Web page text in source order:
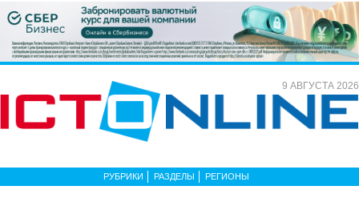
9 АВГУСТА 2026
РУБРИКИ РАЗДЕЛЫ РЕГИОНЫ